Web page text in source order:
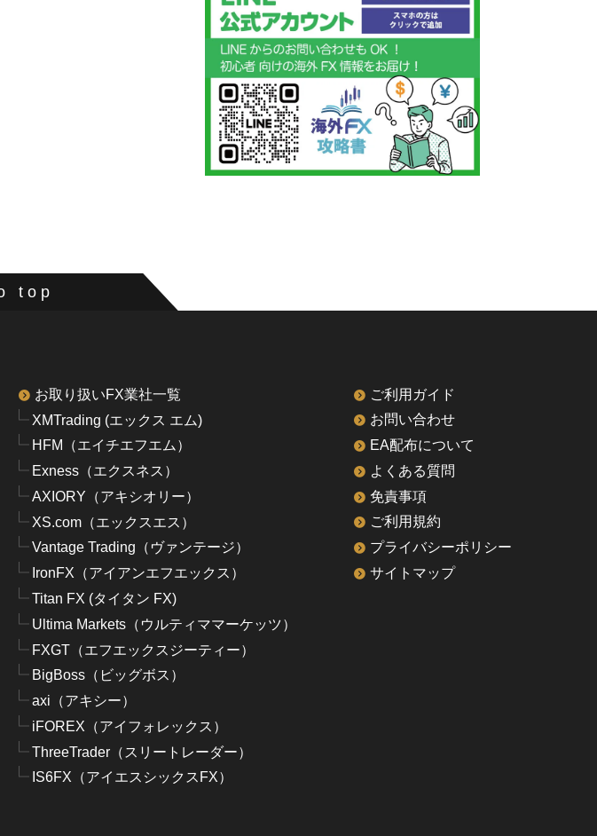
top
お取り扱いFX業社一覧
XMTrading (エックス エム)
HFM（エイチエフエム）
Exness（エクスネス）
AXIORY（アキシオリー）
XS.com（エックスエス）
Vantage Trading（ヴァンテージ）
IronFX（アイアンエフエックス）
Titan FX (タイタン FX)
Ultima Markets（ウルティママーケッツ）
FXGT（エフエックスジーティー）
BigBoss（ビッグボス）
axi（アキシー）
iFOREX（アイフォレックス）
ThreeTrader（スリートレーダー）
IS6FX（アイエスシックスFX）
ご利用ガイド
お問い合わせ
EA配布について
よくある質問
免責事項
ご利用規約
プライバシーポリシー
サイトマップ